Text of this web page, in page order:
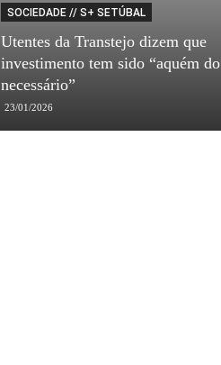
SOCIEDADE // S+ SETÚBAL
Utentes da Transtejo dizem que
investimento tem sido “aquém do
necessário”
23/01/2026